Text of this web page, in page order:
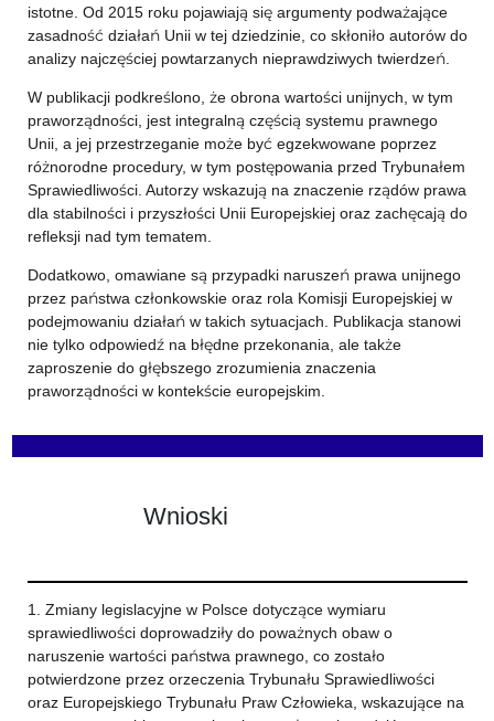
istotne. Od 2015 roku pojawiają się argumenty podważające
zasadność działań Unii w tej dziedzinie, co skłoniło autorów do
analizy najczęściej powtarzanych nieprawdziwych twierdzeń.
W publikacji podkreślono, że obrona wartości unijnych, w tym
praworządności, jest integralną częścią systemu prawnego
Unii, a jej przestrzeganie może być egzekwowane poprzez
różnorodne procedury, w tym postępowania przed Trybunałem
Sprawiedliwości. Autorzy wskazują na znaczenie rządów prawa
dla stabilności i przyszłości Unii Europejskiej oraz zachęcają do
refleksji nad tym tematem.
Dodatkowo, omawiane są przypadki naruszeń prawa unijnego
przez państwa członkowskie oraz rola Komisji Europejskiej w
podejmowaniu działań w takich sytuacjach. Publikacja stanowi
nie tylko odpowiedź na błędne przekonania, ale także
zaproszenie do głębszego zrozumienia znaczenia
praworządności w kontekście europejskim.
Wnioski
1. Zmiany legislacyjne w Polsce dotyczące wymiaru
sprawiedliwości doprowadziły do poważnych obaw o
naruszenie wartości państwa prawnego, co zostało
potwierdzone przez orzeczenia Trybunału Sprawiedliwości
oraz Europejskiego Trybunału Praw Człowieka, wskazujące na